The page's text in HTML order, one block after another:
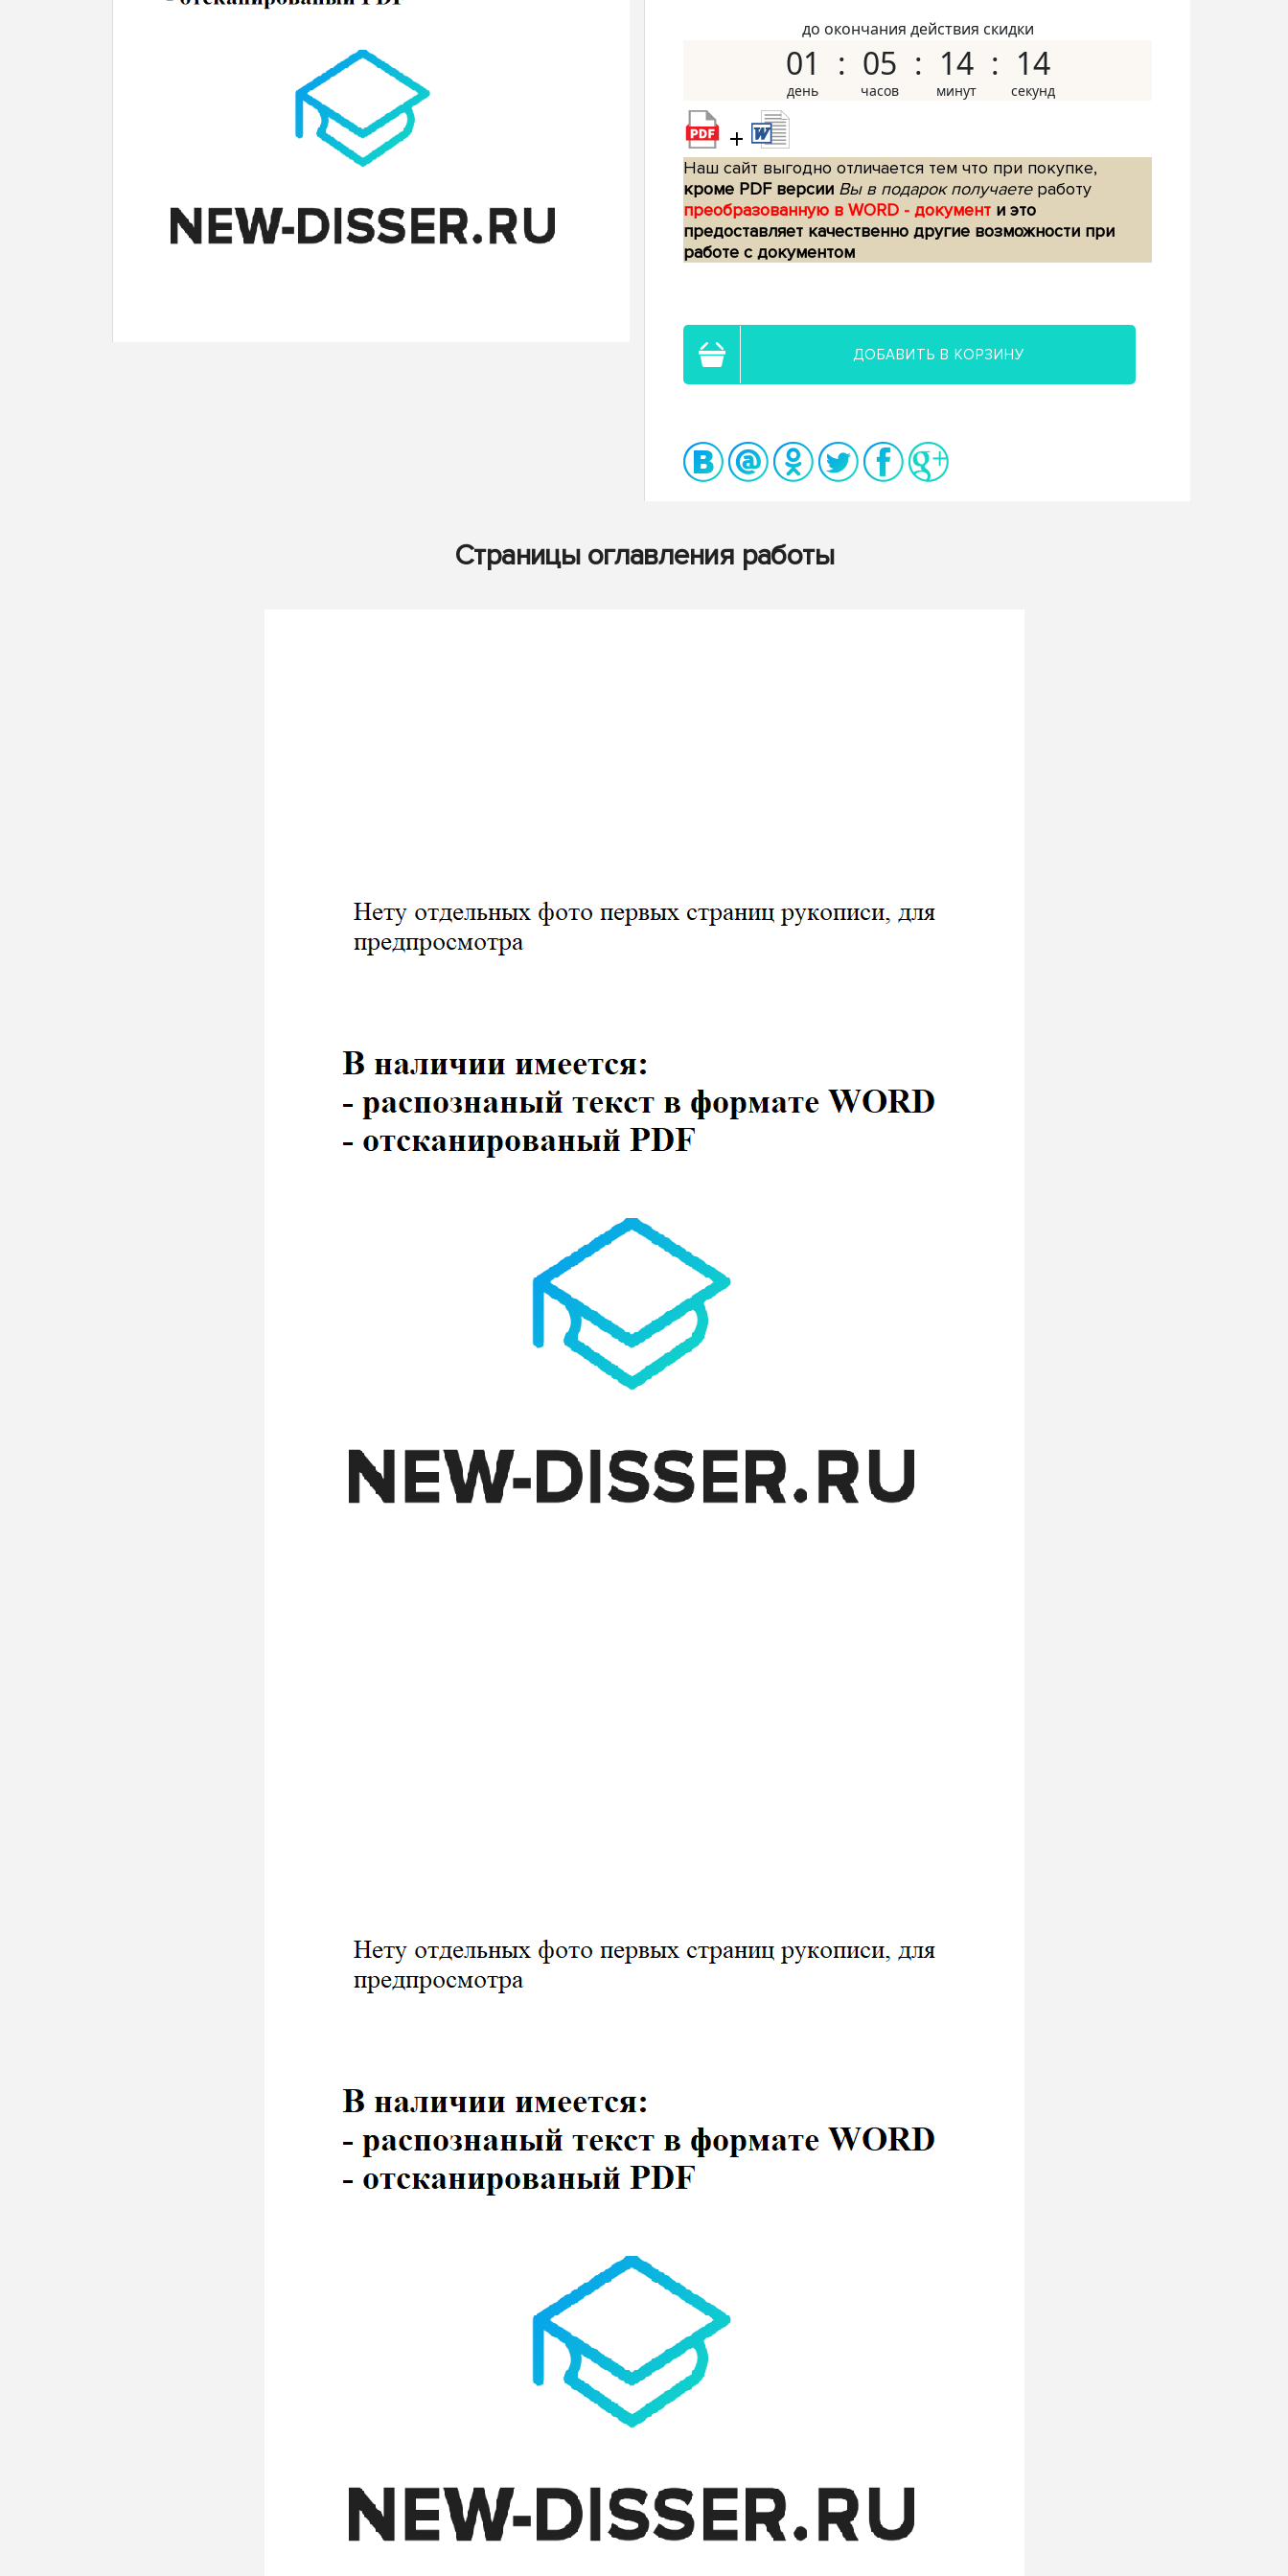
до окончания действия скидки
01 05 14 13
+
Наш сайт выгодно отличается тем что при покупке,
кроме PDF версии Вы в подарок получаетеработу
преобразованную в WORD - документ и это
предоставляет качественно другие возможности при
работе с документом
ДОБАВИТЬ В КОРЗИНУ
Страницы оглавления работы